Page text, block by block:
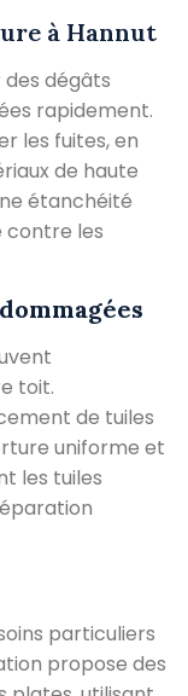
à Hannut
dégâts
rapidement.
les fuites, en
de haute
étanchéité
les
toit.
de tuiles
uniforme et
les tuiles
particuliers
propose des